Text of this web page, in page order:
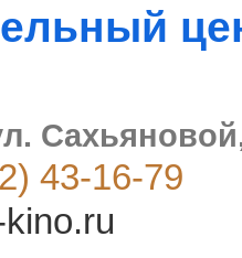
43-16-79